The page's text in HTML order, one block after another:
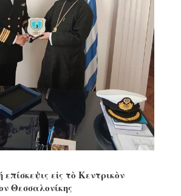
επίσκεψις εἰς τὸ Κεντρικὸν
Θεσσαλονίκης